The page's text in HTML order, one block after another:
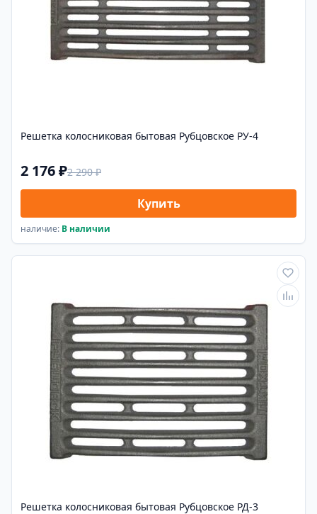
Решетка колосниковая бытовая Рубцовское РУ-4
2 176 ₽2 290 ₽
Купить
наличие: В наличии
Решетка колосниковая бытовая Рубцовское РД-3